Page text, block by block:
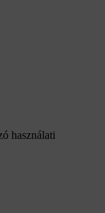
használati